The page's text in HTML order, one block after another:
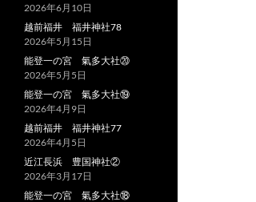
2026年6月10日
越前福井 福井神社78
2026年5月15日
能登一の宮 氣多大社⑳
2026年5月5日
能登一の宮 氣多大社⑲
2026年4月9日
越前福井 福井神社77
2026年4月5日
近江長浜 豊国神社②
2026年3月17日
能登一の宮 氣多大社⑱